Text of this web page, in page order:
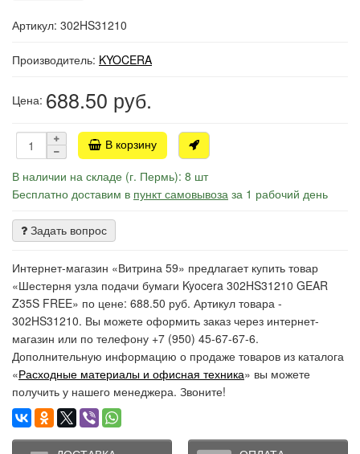
Артикул: 302HS31210
Производитель: KYOCERA
Цена: 688.50 руб.
В корзину
В наличии на складе (г. Пермь): 8 шт
Бесплатно доставим в пункт самовывоза за 1 рабочий день
Задать вопрос
Интернет-магазин «Витрина 59» предлагает купить товар
«Шестерня узла подачи бумаги Kyocera 302HS31210 GEAR
Z35S FREE» по цене: 688.50 руб. Артикул товара -
302HS31210. Вы можете оформить заказ через интернет-
магазин или по телефону +7 (950) 45-67-67-6.
Дополнительную информацию о продаже товаров из каталога
«Расходные материалы и офисная техника» вы можете
получить у нашего менеджера. Звоните!